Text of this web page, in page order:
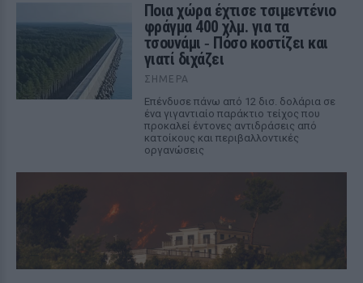
Ποια χώρα έχτισε τσιμεντένιο
φράγμα 400 χλμ. για τα
τσουνάμι ‑ Πόσο κοστίζει και
γιατί διχάζει
ΣΉΜΕΡΑ
Επένδυσε πάνω από 12 δισ. δολάρια σε
ένα γιγαντιαίο παράκτιο τείχος που
προκαλεί έντονες αντιδράσεις από
κατοίκους και περιβαλλοντικές
οργανώσεις